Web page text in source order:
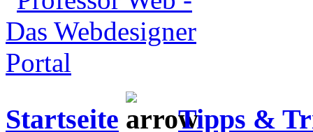
Startseite Tipps &